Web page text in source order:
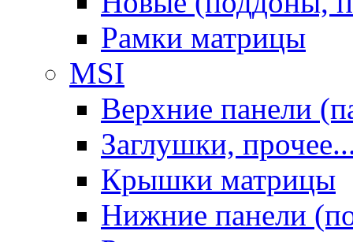
Рамки матрицы
MSI
Верхние панели
Заглушки,
Крышки матрицы
Нижние панели